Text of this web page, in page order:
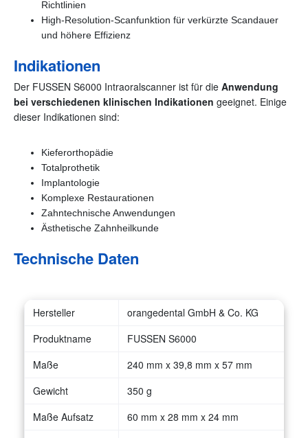
Richtlinien
High-Resolution-Scanfunktion für verkürzte Scandauer
und höhere Effizienz
Indikationen
Der FUSSEN S6000 Intraoralscanner ist für die Anwendung
bei verschiedenen klinischen Indikationen geeignet. Einige
dieser Indikationen sind:
Kieferorthopädie
Totalprothetik
Implantologie
Komplexe Restaurationen
Zahntechnische Anwendungen
Ästhetische Zahnheilkunde
Technische Daten
Hersteller
orangedental GmbH & Co. KG
Produktname
FUSSEN S6000
Maße
240 mm x 39,8 mm x 57 mm
Gewicht
350 g
Maße Aufsatz
60 mm x 28 mm x 24 mm